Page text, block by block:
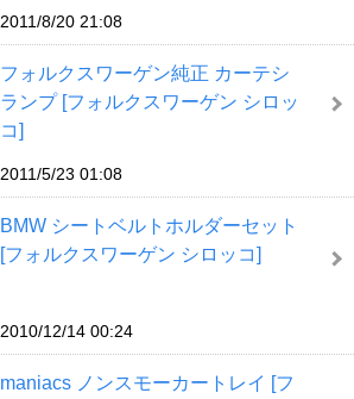
2011/8/20 21:08
フォルクスワーゲン純正 カーテシ
ランプ [フォルクスワーゲン シロッ
コ]
2011/5/23 01:08
BMW シートベルトホルダーセット
[フォルクスワーゲン シロッコ]
2010/12/14 00:24
maniacs ノンスモーカートレイ [フ